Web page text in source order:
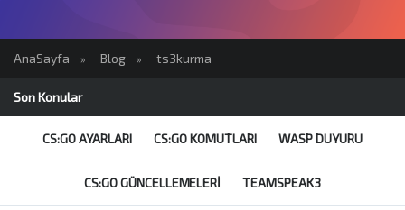
AnaSayfa » Blog » ts3kurma
Son Konular
CS:GO AYARLARI CS:GO KOMUTLARI WASP DUYURU
CS:GO GÜNCELLEMELERI TEAMSPEAK3